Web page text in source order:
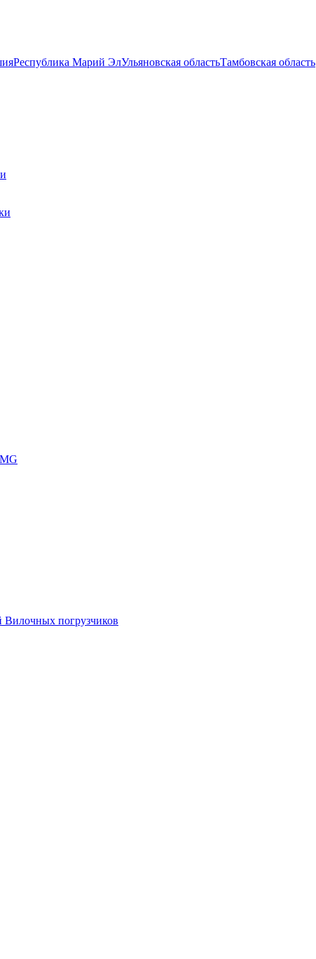
Республика Марий ЭлУльяновская областьТамбовская область
Вилочных погрузчиков